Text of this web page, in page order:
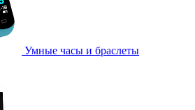
Умные часы и браслеты